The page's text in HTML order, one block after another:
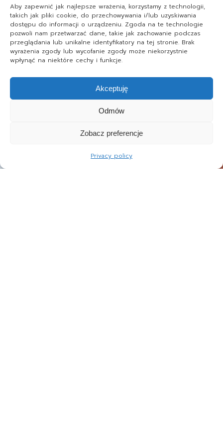
Aby zapewnić jak najlepsze wrażenia, korzystamy z technologii,
takich jak pliki cookie, do przechowywania i/lub uzyskiwania
dostępu do informacji o urządzeniu. Zgoda na te technologie
pozwoli nam przetwarzać dane, takie jak zachowanie podczas
przeglądania lub unikalne identyfikatory na tej stronie. Brak
wyrażenia zgody lub wycofanie zgody może niekorzystnie
wpłynąć na niektóre cechy i funkcje.
Akceptuję
Odmów
Zobacz preferencje
Privacy policy